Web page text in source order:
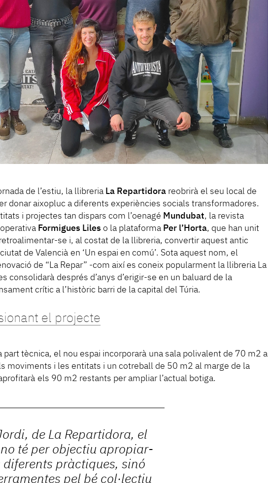
de l’estiu, la llibreria La Repartidora reobrirà el seu local de
donar aixopluc a diferents experiències socials transformadores.
i projectes tan dispars com l’oenagé Mundubat, la revista
Formigues Liles o la plataforma Per l’Horta, que han unit
se i, al costat de la llibreria, convertir aquest antic
de Valencià en ‘Un espai en comú’. Sota aquest nom, el
de “La Repar” -com així es coneix popularment la llibreria La
consolidarà després d’anys d’erigir-se en un baluard de la
crític a l’històric barri de la capital del Túria.
el projecte
part tècnica, el nou espai incorporarà una sala polivalent de 70 m2 a
moviments i les entitats i un cotreball de 50 m2 al marge de la
els 90 m2 restants per ampliar l’actual botiga.
de La Repartidora, el
té per objectiu apropiar-
diferents pràctiques, sinó
pel bé col·lectiu